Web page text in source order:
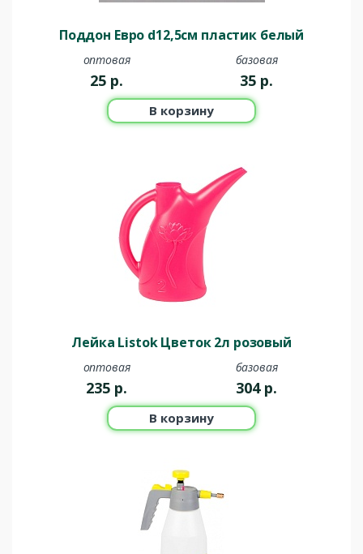
Поддон Евро d12,5см пластик белый
оптовая
25 р.
базовая
35 р.
В корзину
Лейка Listok Цветок 2л розовый
оптовая
235 р.
базовая
304 р.
В корзину